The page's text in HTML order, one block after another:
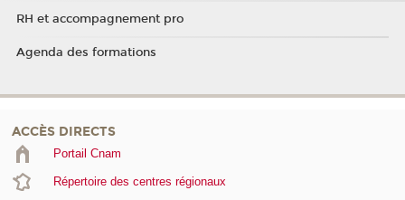
RH et accompagnement pro
Agenda des formations
ACCÈS DIRECTS
Portail Cnam
Répertoire des centres régionaux